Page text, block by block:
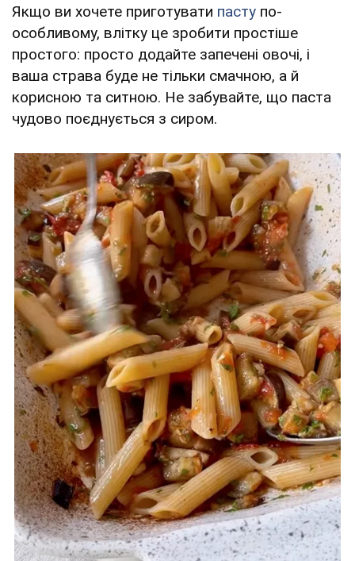
Якщо ви хочете приготувати пасту по-
особливому, влітку це зробити простіше
простого: просто додайте запечені овочі, і
ваша страва буде не тільки смачною, а й
корисною та ситною. Не забувайте, що паста
чудово поєднується з сиром.